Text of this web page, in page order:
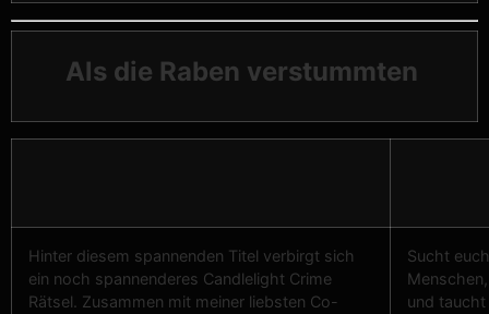
Als die Raben verstummten
Hinter diesem spannenden Titel verbirgt sich
ein noch spannenderes Candlelight Crime
Rätsel. Zusammen mit meiner liebsten Co-
Sucht
und taucht